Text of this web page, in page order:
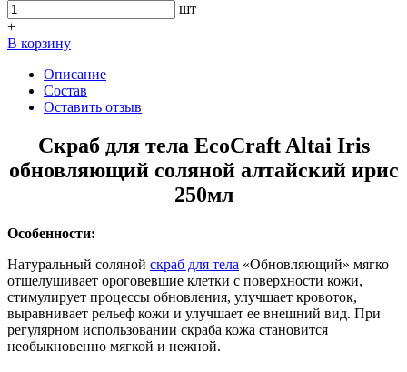
шт
+
В корзину
Описание
Состав
Оставить отзыв
Скраб для тела EcoCraft Altai Iris
обновляющий соляной алтайский ирис
250мл
Особенности:
Натуральный соляной скраб для тела «Обновляющий» мягко
отшелушивает ороговевшие клетки с поверхности кожи,
стимулирует процессы обновления, улучшает кровоток,
выравнивает рельеф кожи и улучшает ее внешний вид. При
регулярном использовании скраба кожа становится
необыкновенно мягкой и нежной.